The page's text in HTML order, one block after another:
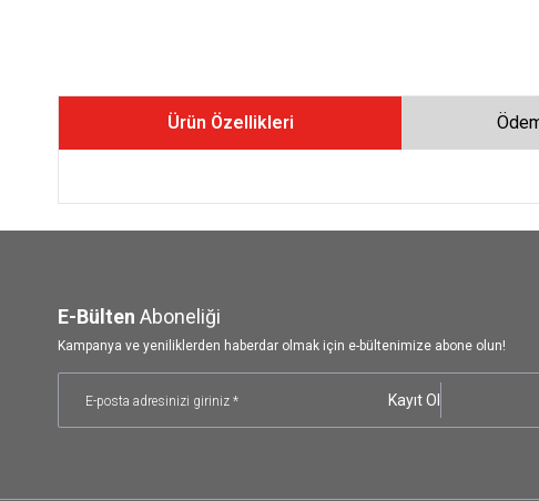
Ürün Özellikleri
E-Bülten Aboneliği
Kampanya ve yeniliklerden haberdar olmak için e-bültenimize abone olun!
Kayıt Ol